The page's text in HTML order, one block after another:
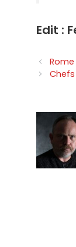
Edit :
des